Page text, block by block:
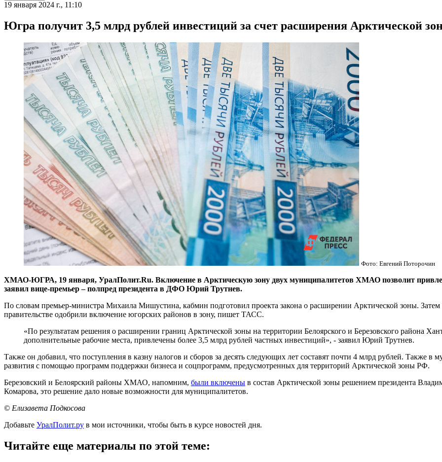
19 января 2024 г., 11:10
Югра получит 3,5 млрд рублей инвестиций за счет расширения Арктической
Фото: Евгений Поторочин
ХМАО-ЮГРА, 19 января, УралПолит.Ru. Включение в Арктическую зону двух муниципалитетов ХМАО позволит
заявил вице-премьер – полпред президента в ДФО Юрий Трутнев.
По словам премьер-министра Михаила Мишустина, кабмин подготовил проекта закона о расширении Арктической зоны. Затем
правительстве одобрили включение югорских районов в зону, пишет ТАСС.
«По результатам решения о расширении границ Арктической зоны на территории Белоярского и Березовского района
дополнительные рабочие места, привлечены более 3,5 млрд рублей частных инвестиций», - заявил Юрий Трутнев.
Также он добавил, что поступления в казну налогов и сборов за десять следующих лет составят почти 4 млрд рублей. Также в
развития с помощью программ поддержки бизнеса и соцпрограмм, предусмотренных для территорий Арктической зоны РФ.
Березовский и Белоярский районы ХМАО, напомним, были включены в состав Арктической зоны решением президента
Комарова, это решение дало новые возможности для муниципалитетов.
© Елизавета Подкосова
Добавьте УралПолит.ру в мои источники, чтобы быть в курсе новостей дня.
Читайте еще материалы по этой теме: